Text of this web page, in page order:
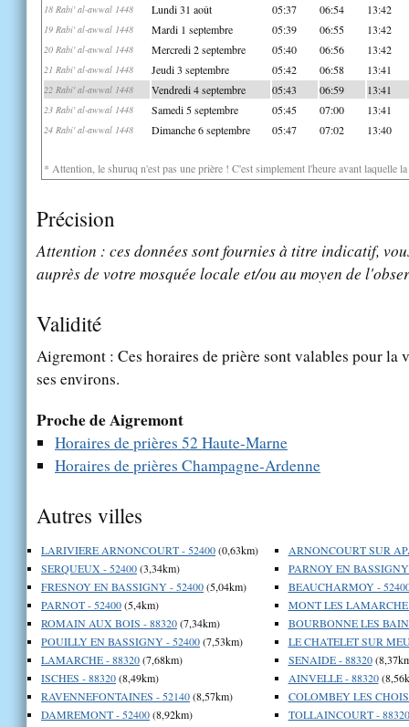
18 Rabi' al-awwal 1448 Lundi 31 août 05:37 06:54 13:42
19 Rabi' al-awwal 1448 Mardi 1 septembre 05:39 06:55 13:42
20 Rabi' al-awwal 1448 Mercredi 2 septembre 05:40 06:56 13:42
21 Rabi' al-awwal 1448 Jeudi 3 septembre 05:42 06:58 13:41
22 Rabi' al-awwal 1448 Vendredi 4 septembre 05:43 06:59 13:41
23 Rabi' al-awwal 1448 Samedi 5 septembre 05:45 07:00 13:41
24 Rabi' al-awwal 1448 Dimanche 6 septembre 05:47 07:02 13:40
* Attention, le shuruq n'est pas une prière ! C'est simplement l'heure avant laquelle
Précision
Attention : ces données sont fournies à titre indicatif,
auprès de votre mosquée locale et/ou au moyen de
Validité
Aigremont : Ces horaires de prière sont valables pour la
ses environs.
Proche de Aigremont
Horaires de prières 52 Haute-Marne
Horaires de prières Champagne-Ardenne
Autres villes
LARIVIERE ARNONCOURT - 52400(0,63km)
SERQUEUX - 52400(3,34km)
FRESNOY EN BASSIGNY - 52400(5,04km)
PARNOT - 52400(5,4km)
ROMAIN AUX BOIS - 88320(7,34km)
POUILLY EN BASSIGNY - 52400(7,53km)
LAMARCHE - 88320(7,68km)
ISCHES - 88320(8,49km)
RAVENNEFONTAINES - 52140(8,57km)
DAMREMONT - 52400(8,92km)
ARNONCOURT SUR
PARNOY EN
BEAUCHARMOY -
MONT LES LAMARCHE
BOURBONNE LES
LE CHATELET SUR
SENAIDE - 88320
AINVELLE - 88320
COLOMBEY LES
TOLLAINCOURT - 88320